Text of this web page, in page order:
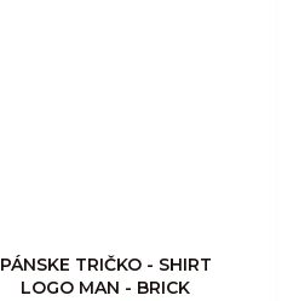
PÁNSKE TRIČKO - SHIRT
LOGO MAN - BRICK